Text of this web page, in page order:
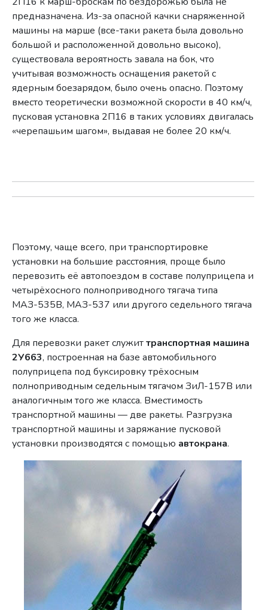
предназначена. Из-за опасной качки снаряженной
машины на марше (все-таки ракета была довольно
большой и расположенной довольно высоко),
существовала вероятность завала на бок, что
учитывая возможность оснащения ракетой с
ядерным боезарядом, было очень опасно. Поэтому
вместо теоретически возможной скорости в 40 км/ч,
пусковая установка 2П16 в таких условиях двигалась
«черепашьим шагом», выдавая не более 20 км/ч.
Поэтому, чаще всего, при транспортировке
установки на большие расстояния, проще было
перевозить её автопоездом в составе полуприцепа и
четырёхосного полноприводного тягача типа
МАЗ-535В, МАЗ-537 или другого седельного тягача
того же класса.
Для перевозки ракет служиттранспортная машина
2У663, построенная на базе автомобильного
полуприцепа под буксировку трёхосным
полноприводным седельным тягачом ЗиЛ-157В или
аналогичным того же класса. Вместимость
транспортной машины — две ракеты. Разгрузка
транспортной машины и заряжание пусковой
установки производятся с помощью автокрана.